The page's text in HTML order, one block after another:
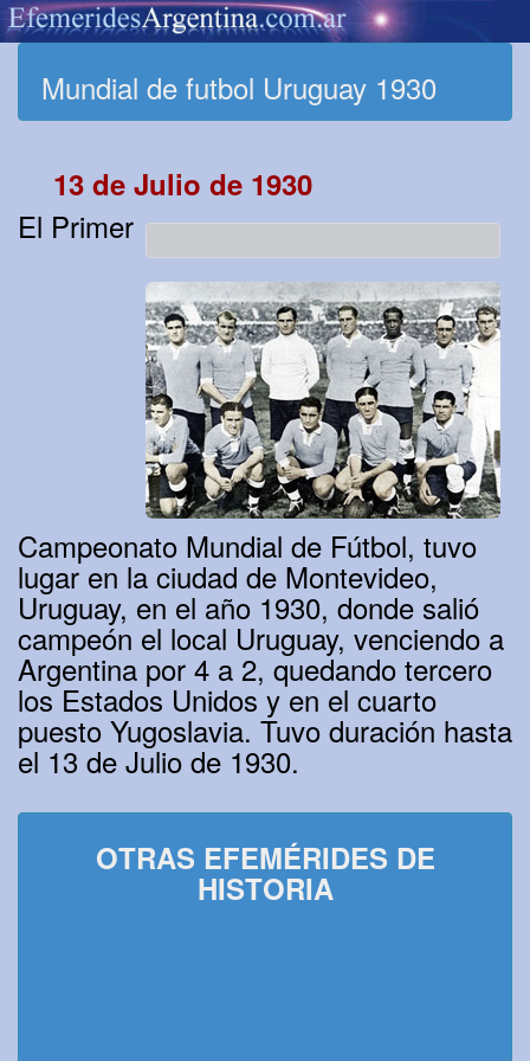
Mundial de futbol Uruguay 1930
13 de Julio de 1930
El Primer
Campeonato Mundial de Fútbol, tuvo
lugar en la ciudad de Montevideo,
Uruguay, en el año 1930, donde salió
campeón el local Uruguay, venciendo a
Argentina por 4 a 2, quedando tercero
los Estados Unidos y en el cuarto
puesto Yugoslavia. Tuvo duración hasta
el 13 de Julio de 1930.
OTRAS EFEMÉRIDES DE
HISTORIA